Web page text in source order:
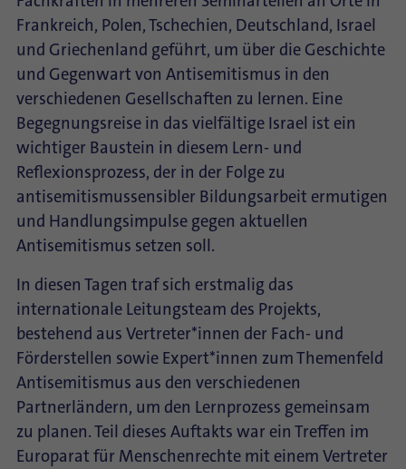
Frankreich, Polen, Tschechien, Deutschland, Israel
und Griechenland geführt, um über die Geschichte
und Gegenwart von Antisemitismus in den
verschiedenen Gesellschaften zu lernen. Eine
Begegnungsreise in das vielfältige Israel ist ein
wichtiger Baustein in diesem Lern- und
Reflexionsprozess, der in der Folge zu
antisemitismussensibler Bildungsarbeit ermutigen
und Handlungsimpulse gegen aktuellen
Antisemitismus setzen soll.
In diesen Tagen traf sich erstmalig das
internationale Leitungsteam des Projekts,
bestehend aus Vertreter*innen der Fach- und
Förderstellen sowie Expert*innen zum Themenfeld
Antisemitismus aus den verschiedenen
Partnerländern, um den Lernprozess gemeinsam
zu planen. Teil dieses Auftakts war ein Treffen im
Europarat für Menschenrechte mit einem Vertreter